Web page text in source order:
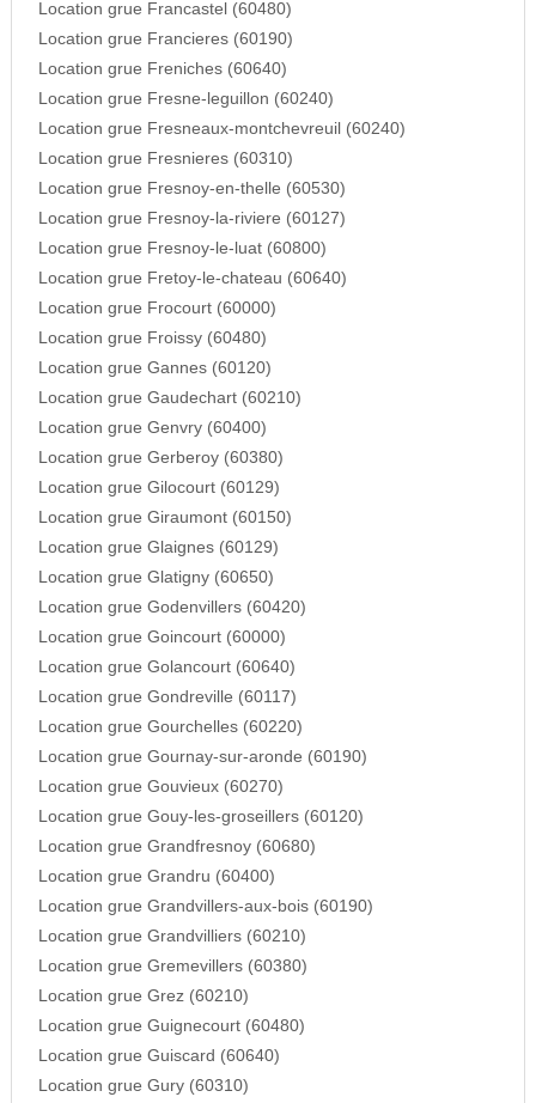
Location grue Francastel (60480)
Location grue Francieres (60190)
Location grue Freniches (60640)
Location grue Fresne-leguillon (60240)
Location grue Fresneaux-montchevreuil (60240)
Location grue Fresnieres (60310)
Location grue Fresnoy-en-thelle (60530)
Location grue Fresnoy-la-riviere (60127)
Location grue Fresnoy-le-luat (60800)
Location grue Fretoy-le-chateau (60640)
Location grue Frocourt (60000)
Location grue Froissy (60480)
Location grue Gannes (60120)
Location grue Gaudechart (60210)
Location grue Genvry (60400)
Location grue Gerberoy (60380)
Location grue Gilocourt (60129)
Location grue Giraumont (60150)
Location grue Glaignes (60129)
Location grue Glatigny (60650)
Location grue Godenvillers (60420)
Location grue Goincourt (60000)
Location grue Golancourt (60640)
Location grue Gondreville (60117)
Location grue Gourchelles (60220)
Location grue Gournay-sur-aronde (60190)
Location grue Gouvieux (60270)
Location grue Gouy-les-groseillers (60120)
Location grue Grandfresnoy (60680)
Location grue Grandru (60400)
Location grue Grandvillers-aux-bois (60190)
Location grue Grandvilliers (60210)
Location grue Gremevillers (60380)
Location grue Grez (60210)
Location grue Guignecourt (60480)
Location grue Guiscard (60640)
Location grue Gury (60310)